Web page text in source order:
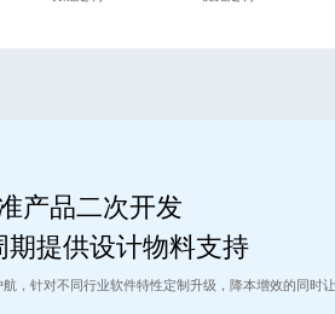
产品二次开发
期提供设计物料支持
，针对不同行业软件特性定制升级，降本增效的同时